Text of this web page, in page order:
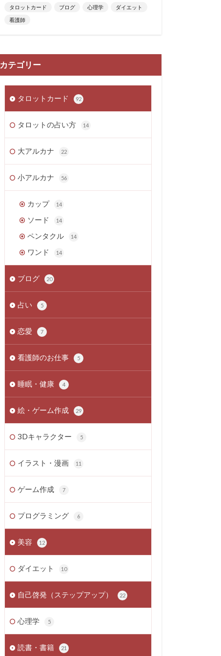
タロットカード ブログ 心理学
ダイエット
看護師
カテゴリー
タロットカード 92
タロットの占い方 14
大アルカナ 22
小アルカナ 56
カップ 14
ソード 14
ペンタクル 14
ワンド 14
ブログ 20
占い 5
恋愛 7
看護師のお仕事 5
睡眠・健康 4
絵・ゲーム作成 29
3Dキャラクター 5
イラスト・漫画 11
ゲーム作成 7
プログラミング 6
美容 12
ダイエット 10
自己啓発（ステップアップ） 22
心理学 5
読書・書籍 21